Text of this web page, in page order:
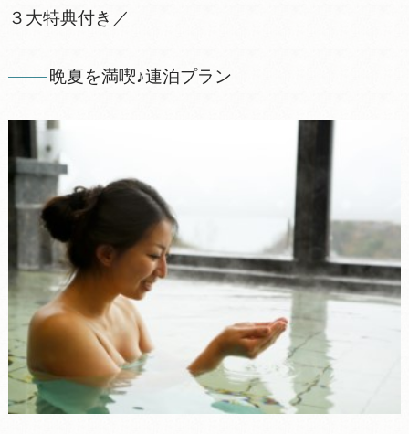
３大特典付き／
晩夏を満喫♪連泊プラン